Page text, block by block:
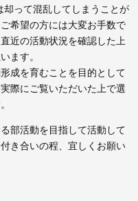
って混乱してしまうことが
希望の方には大変お手数で
近の活動状況を確認した上
ます。
成を育むことを目的として
際にご覧いただいた上で選
部活動を目指して活動して
き合いの程、宜しくお願い